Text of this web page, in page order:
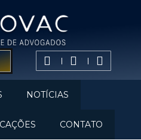
NOTÍCIAS
CONTATO